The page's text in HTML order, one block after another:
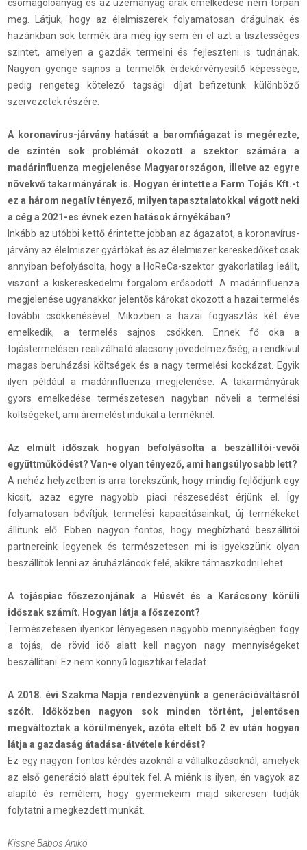
csomagolóanyag és az üzemanyag árak emelkedése nem torpan
meg. Látjuk, hogy az élelmiszerek folyamatosan drágulnak és
hazánkban sok termék ára még így sem éri el azt a tisztességes
szintet, amelyen a gazdák termelni és fejleszteni is tudnának.
Nagyon gyenge sajnos a termelők érdekérvényesítő képessége,
pedig rengeteg kötelező tagsági díjat befizetünk különböző
szervezetek részére.
A koronavírus-járvány hatását a baromfiágazat is megérezte,
de szintén sok problémát okozott a szektor számára a
madárinfluenza megjelenése Magyarországon, illetve az egyre
növekvő takarmányárak is. Hogyan érintette a Farm Tojás Kft.-t
ez a három negatív tényező, milyen tapasztalatokkal vágott neki
a cég a 2021-es évnek ezen hatások árnyékában?
Inkább az utóbbi kettő érintette jobban az ágazatot, a koronavírus-
járvány az élelmiszer gyártókat és az élelmiszer kereskedőket csak
annyiban befolyásolta, hogy a HoReCa-szektor gyakorlatilag leállt,
viszont a kiskereskedelmi forgalom erősödött. A madárinfluenza
megjelenése ugyanakkor jelentős károkat okozott a hazai termelés
további csökkenésével. Miközben a hazai fogyasztás két éve
emelkedik, a termelés sajnos csökken. Ennek fő oka a
tojástermelésen realizálható alacsony jövedelmezőség, a rendkívül
magas beruházási költségek és a nagy termelési kockázat. Egyik
ilyen például a madárinfluenza megjelenése. A takarmányárak
gyors emelkedése természetesen nagyban növeli a termelési
költségeket, ami áremelést indukál a terméknél.
Az elmúlt időszak hogyan befolyásolta a beszállítói-vevői
együttműködést? Van-e olyan tényező, ami hangsúlyosabb lett?
A nehéz helyzetben is arra törekszünk, hogy mindig fejlődjünk egy
kicsit, azaz egyre nagyobb piaci részesedést érjünk el. Így
folyamatosan bővítjük termelési kapacitásainkat, új termékeket
állítunk elő. Ebben nagyon fontos, hogy megbízható beszállítói
partnereink legyenek és természetesen mi is igyekszünk olyan
beszállítók lenni az áruházláncok felé, akikre támaszkodni lehet.
A tojáspiac főszezonjának a Húsvét és a Karácsony körüli
időszak számít. Hogyan látja a főszezont?
Természetesen ilyenkor lényegesen nagyobb mennyiségben fogy
a tojás, de rövid idő alatt kell nagyon nagy mennyiségeket
beszállítani. Ez nem könnyű logisztikai feladat.
A 2018. évi Szakma Napja rendezvényünk a generációváltásról
szólt. Időközben nagyon sok minden történt, jelentősen
megváltoztak a körülmények, azóta eltelt bő 2 év után hogyan
látja a gazdaság átadása-átvétele kérdést?
Ez egy nagyon fontos kérdés azoknál a vállalkozásoknál, amelyek
az első generáció alatt épültek fel. A miénk is ilyen, én vagyok az
alapító és remélem, hogy gyermekeim majd sikeresen tudják
folytatni a megkezdett munkát.
Kissné Babos Anikó